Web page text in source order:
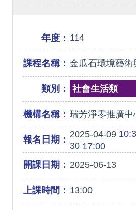
年度： 114
課程名稱： 金瓜石環境藝術
類別： 社會生活類
機構名稱： 瑞芳淨零推廣中
報名日期： 2025-04-09
3017:00
開課日期： 2025-06-13
上課時間： 13:00